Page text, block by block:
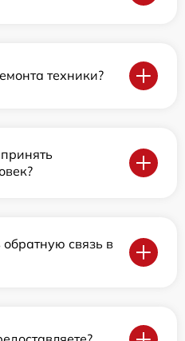
техники?
связь в